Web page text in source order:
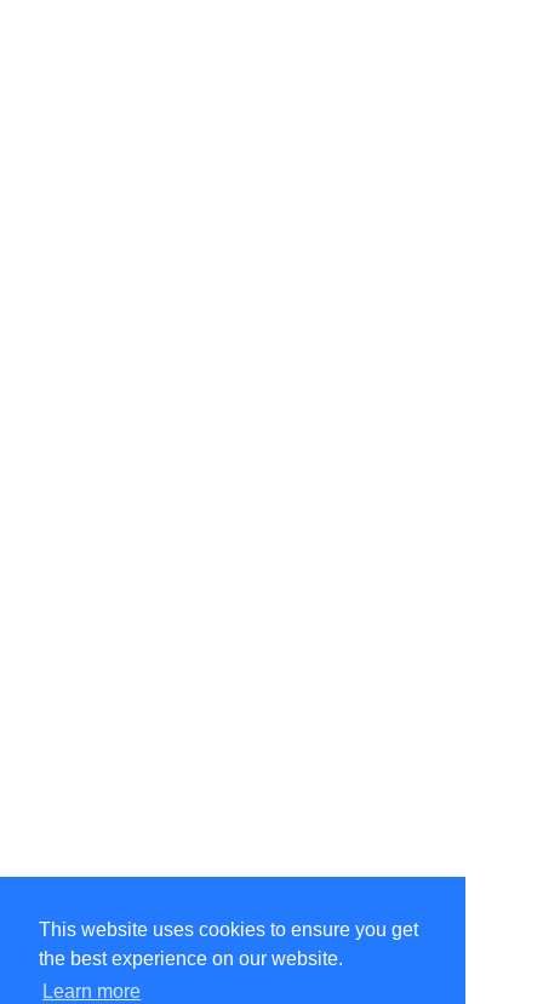
This website uses cookies to ensure you get
the best experience on our website.
Learn more